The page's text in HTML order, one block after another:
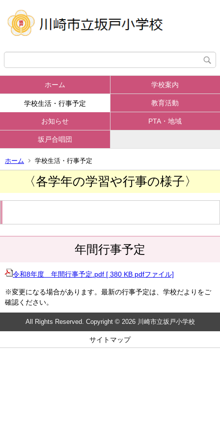
ホーム 学校案内
学校生活・行事予定 教育活動
お知らせ PTA・地域
坂戸合唱団
ホーム 学校生活・行事予定
〈各学年の学習や行事の様子〉
年間行事予定
令和8年度 年間行事予定.pdf [ 380 KB pdfファイル]
※変更になる場合があります。最新の行事予定は、学校だよりをご
確認ください。
All Rights Reserved. Copyright © 2026 川崎市立坂戸小学校
サイトマップ